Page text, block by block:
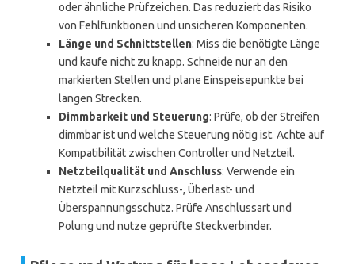
oder ähnliche Prüfzeichen. Das reduziert das Risiko
von Fehlfunktionen und unsicheren Komponenten.
Länge und Schnittstellen: Miss die benötigte Länge
und kaufe nicht zu knapp. Schneide nur an den
markierten Stellen und plane Einspeisepunkte bei
langen Strecken.
Dimmbarkeit und Steuerung: Prüfe, ob der Streifen
dimmbar ist und welche Steuerung nötig ist. Achte auf
Kompatibilität zwischen Controller und Netzteil.
Netzteilqualität und Anschluss: Verwende ein
Netzteil mit Kurzschluss-, Überlast- und
Überspannungsschutz. Prüfe Anschlussart und
Polung und nutze geprüfte Steckverbinder.